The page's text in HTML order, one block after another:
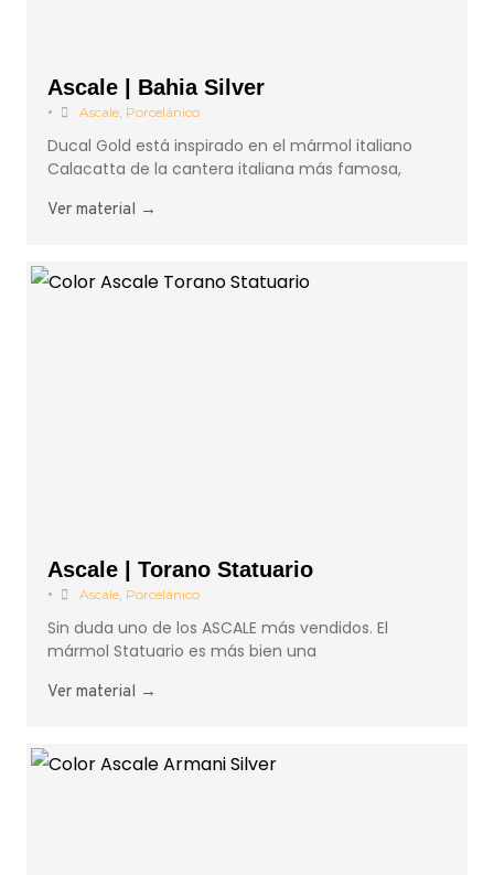
Ascale | Bahia Silver
• Ascale, Porcelánico
Ducal Gold está inspirado en el mármol italiano
Calacatta de la cantera italiana más famosa,
Ver material →
Ascale | Torano Statuario
• Ascale, Porcelánico
Sin duda uno de los ASCALE más vendidos. El
mármol Statuario es más bien una
Ver material →